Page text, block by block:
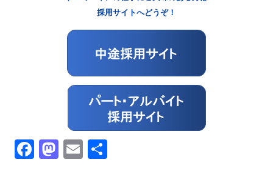
採用サイトへどうぞ！
Facebook
Mastodon
Email